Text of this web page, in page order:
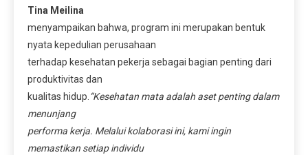
Tina Meilina
menyampaikan bahwa, program ini merupakan bentuk
nyata kepedulian perusahaan
terhadap kesehatan pekerja sebagai bagian penting dari
produktivitas dan
kualitas hidup.“Kesehatan mata adalah aset penting dalam
menunjang
performa kerja. Melalui kolaborasi ini, kami ingin
memastikan setiap individu